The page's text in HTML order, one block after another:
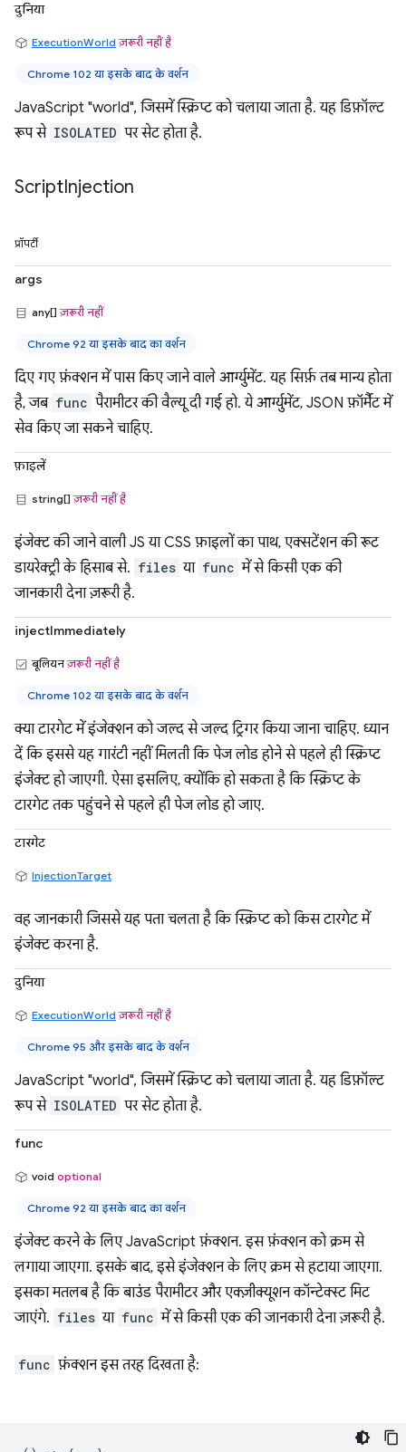
दुनिया
ExecutionWorld ज़रूरी नहीं है
Chrome 102 या इसके बाद के वर्शन
JavaScript "world", जिसमें स्क्रिप्ट को चलाया जाता है. यह डिफ़ॉल्ट
रूप से ISOLATED पर सेट होता है.
ScriptInjection
प्रॉपर्टी
args
any[]ज़रूरी नहीं
Chrome 92 या इसके बाद का वर्शन
दिए गए फ़ंक्शन में पास किए जाने वाले आर्ग्युमेंट. यह सिर्फ़ तब मान्य होता
है, जब func पैरामीटर की वैल्यू दी गई हो. ये आर्ग्युमेंट, JSON फ़ॉर्मैट में
सेव किए जा सकने चाहिए.
फ़ाइलें
string[]ज़रूरी नहीं है
इंजेक्ट की जाने वाली JS या CSS फ़ाइलों का पाथ, एक्सटेंशन की रूट
डायरेक्ट्री के हिसाब से. files या func में से किसी एक की
जानकारी देना ज़रूरी है.
injectImmediately
बूलियनज़रूरी नहीं है
Chrome 102 या इसके बाद के वर्शन
क्या टारगेट में इंजेक्शन को जल्द से जल्द ट्रिगर किया जाना चाहिए. ध्यान
दें कि इससे यह गारंटी नहीं मिलती कि पेज लोड होने से पहले ही स्क्रिप्ट
इंजेक्ट हो जाएगी. ऐसा इसलिए, क्योंकि हो सकता है कि स्क्रिप्ट के
टारगेट तक पहुंचने से पहले ही पेज लोड हो जाए.
टारगेट
InjectionTarget
वह जानकारी जिससे यह पता चलता है कि स्क्रिप्ट को किस टारगेट में
इंजेक्ट करना है.
दुनिया
ExecutionWorld ज़रूरी नहीं है
Chrome 95 और इसके बाद के वर्शन
JavaScript "world", जिसमें स्क्रिप्ट को चलाया जाता है. यह डिफ़ॉल्ट
रूप से ISOLATED पर सेट होता है.
func
void optional
Chrome 92 या इसके बाद का वर्शन
इंजेक्ट करने के लिए JavaScript फ़ंक्शन. इस फ़ंक्शन को क्रम से
लगाया जाएगा. इसके बाद, इसे इंजेक्शन के लिए क्रम से हटाया जाएगा.
इसका मतलब है कि बाउंड पैरामीटर और एक्ज़ीक्यूशन कॉन्टेक्स्ट मिट
जाएंगे. files या func में से किसी एक की जानकारी देना ज़रूरी है.
func फ़ंक्शन इस तरह दिखता है: